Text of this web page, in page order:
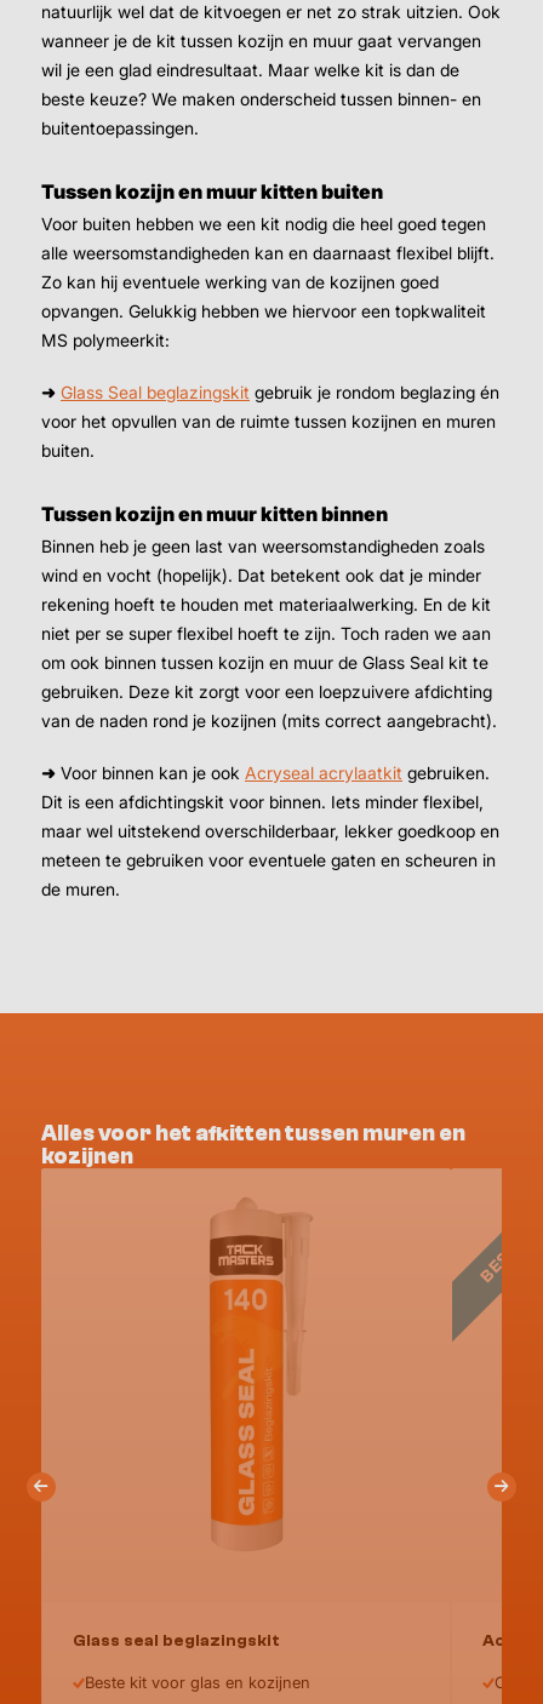
natuurlijk wel dat de kitvoegen er net zo strak uitzien. Ook
wanneer je de kit tussen kozijn en muur gaat vervangen
wil je een glad eindresultaat. Maar welke kit is dan de
beste keuze? We maken onderscheid tussen binnen- en
buitentoepassingen.
Tussen kozijn en muur kitten buiten
Voor buiten hebben we een kit nodig die heel goed tegen
alle weersomstandigheden kan en daarnaast flexibel blijft.
Zo kan hij eventuele werking van de kozijnen goed
opvangen. Gelukkig hebben we hiervoor een topkwaliteit
MS polymeerkit:
➜ Glass Seal beglazingskit gebruik je rondom beglazing én
voor het opvullen van de ruimte tussen kozijnen en muren
buiten.
Tussen kozijn en muur kitten binnen
Binnen heb je geen last van weersomstandigheden zoals
wind en vocht (hopelijk). Dat betekent ook dat je minder
rekening hoeft te houden met materiaalwerking. En de kit
niet per se super flexibel hoeft te zijn. Toch raden we aan
om ook binnen tussen kozijn en muur de Glass Seal kit te
gebruiken. Deze kit zorgt voor een loepzuivere afdichting
van de naden rond je kozijnen (mits correct aangebracht).
➜ Voor binnen kan je ook Acryseal acrylaatkit gebruiken.
Dit is een afdichtingskit voor binnen. Iets minder flexibel,
maar wel uitstekend overschilderbaar, lekker goedkoop en
meteen te gebruiken voor eventuele gaten en scheuren in
de muren.
Alles voor het afkitten tussen muren en
kozijnen
Glass seal beglazingskit
Beste kit voor glas en kozijnen